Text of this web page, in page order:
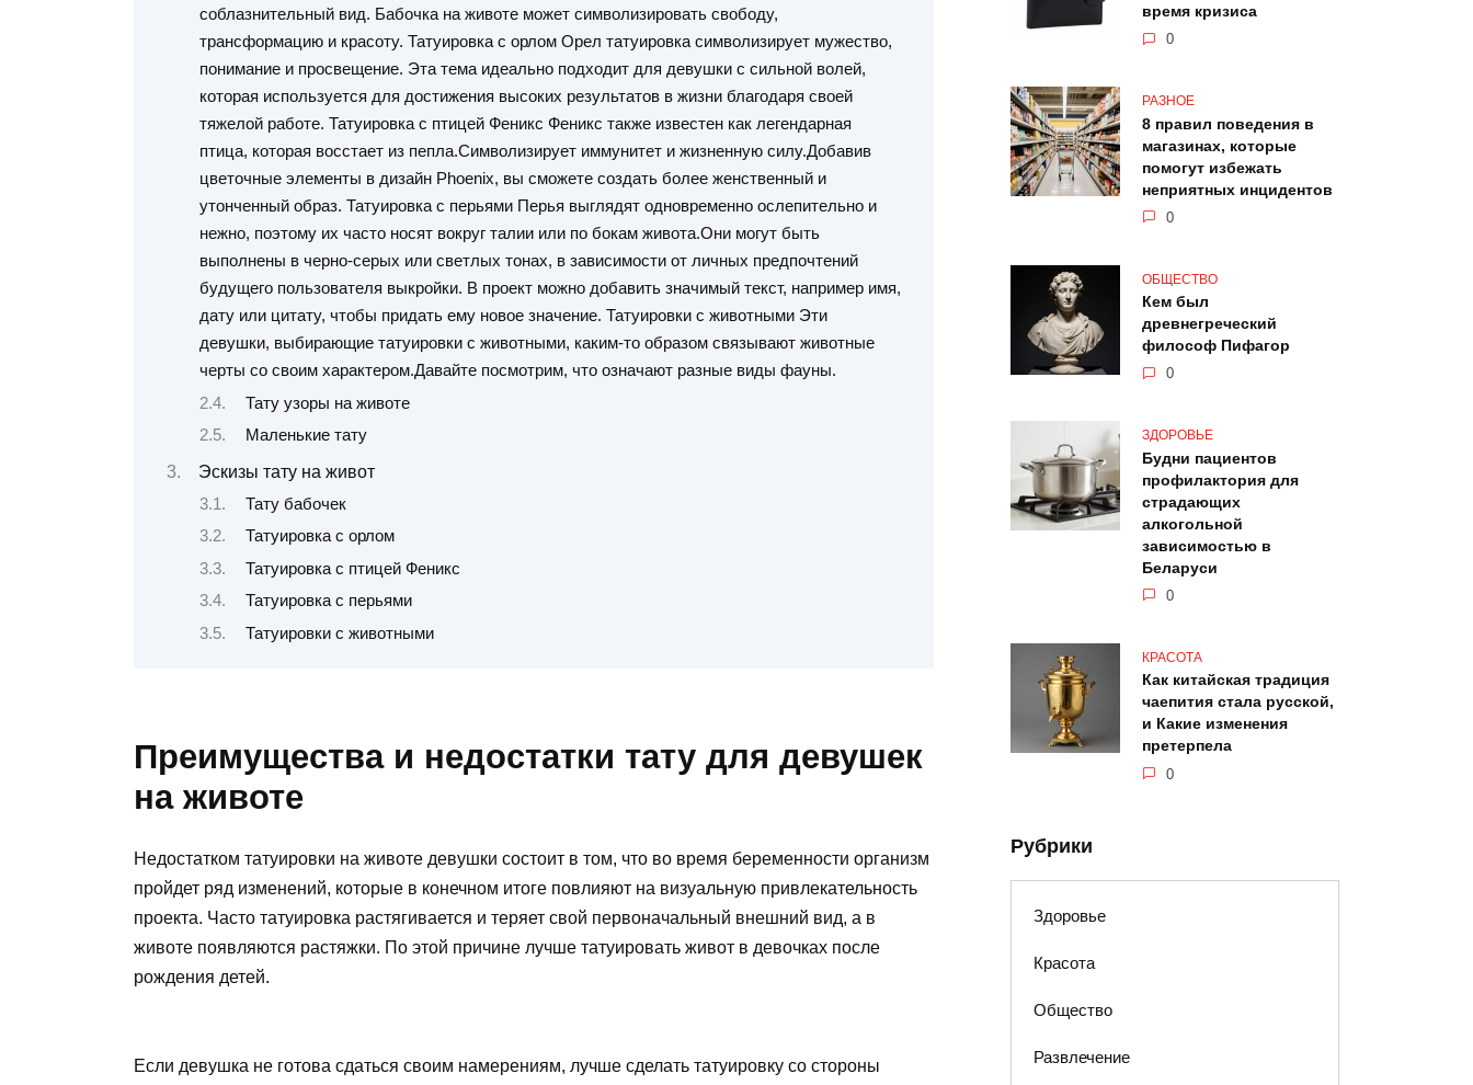
соблазнительный вид. Бабочка на животе может символизировать свободу,
трансформацию и красоту. Татуировка с орлом Орел татуировка символизирует мужество,
понимание и просвещение. Эта тема идеально подходит для девушки с сильной волей,
которая используется для достижения высоких результатов в жизни благодаря своей
тяжелой работе. Татуировка с птицей Феникс Феникс также известен как легендарная
птица, которая восстает из пепла.Символизирует иммунитет и жизненную силу.Добавив
цветочные элементы в дизайн Phoenix, вы сможете создать более женственный и
утонченный образ. Татуировка с перьями Перья выглядят одновременно ослепительно и
нежно, поэтому их часто носят вокруг талии или по бокам живота.Они могут быть
выполнены в черно-серых или светлых тонах, в зависимости от личных предпочтений
будущего пользователя выкройки. В проект можно добавить значимый текст, например имя,
дату или цитату, чтобы придать ему новое значение. Татуировки с животными Эти
девушки, выбирающие татуировки с животными, каким-то образом связывают животные
черты со своим характером.Давайте посмотрим, что означают разные виды фауны.
Тату узоры на животе
Маленькие тату
Эскизы тату на живот
Тату бабочек
Татуировка с орлом
Татуировка с птицей Феникс
Татуировка с перьями
Татуировки с животными
Преимущества и недостатки тату для девушек
на животе
Недостатком татуировки на животе девушки состоит в том, что во время беременности организм
пройдет ряд изменений, которые в конечном итоге повлияют на визуальную привлекательность
проекта. Часто татуировка растягивается и теряет свой первоначальный внешний вид, а в
животе появляются растяжки. По этой причине лучше татуировать живот в девочках после
рождения детей.
Если девушка не готова сдаться своим намерениям, лучше сделать татуировку со стороны
время кризиса
0
РАЗНОЕ
8 правил поведения в
магазинах, которые
помогут избежать
неприятных инцидентов
0
ОБЩЕСТВО
Кем был
древнегреческий
философ Пифагор
0
ЗДОРОВЬЕ
Будни пациентов
профилактория для
страдающих
алкогольной
зависимостью в
Беларуси
0
КРАСОТА
Как китайская традиция
чаепития стала русской,
и Какие изменения
претерпела
0
Рубрики
Здоровье
Красота
Общество
Развлечение